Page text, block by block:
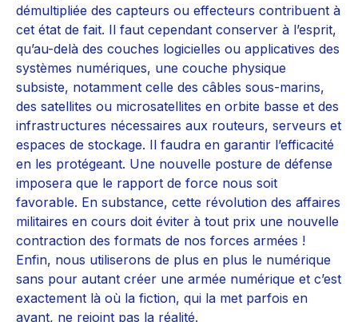
démultipliée des capteurs ou effecteurs contribuent à
cet état de fait. Il faut cependant conserver à l’esprit,
qu’au-delà des couches logicielles ou applicatives des
systèmes numériques, une couche physique
subsiste, notamment celle des câbles sous-marins,
des satellites ou microsatellites en orbite basse et des
infrastructures nécessaires aux routeurs, serveurs et
espaces de stockage. Il faudra en garantir l’efficacité
en les protégeant. Une nouvelle posture de défense
imposera que le rapport de force nous soit
favorable. En substance, cette révolution des affaires
militaires en cours doit éviter à tout prix une nouvelle
contraction des formats de nos forces armées !
Enfin, nous utiliserons de plus en plus le numérique
sans pour autant créer une armée numérique et c’est
exactement là où la fiction, qui la met parfois en
avant, ne rejoint pas la réalité.